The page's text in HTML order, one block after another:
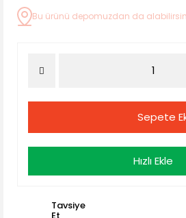
Bu ürünü depomuzdan da
Sepete
Hızlı Ekle
Tavsiye